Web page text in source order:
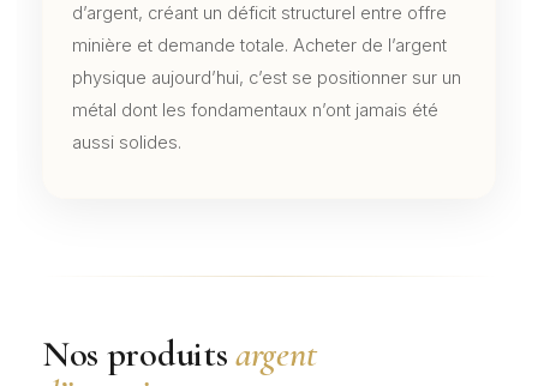
d’argent, créant un déficit structurel entre offre
minière et demande totale. Acheter de l’argent
physique aujourd’hui, c’est se positionner sur un
métal dont les fondamentaux n’ont jamais été
aussi solides.
Nos produitsargent